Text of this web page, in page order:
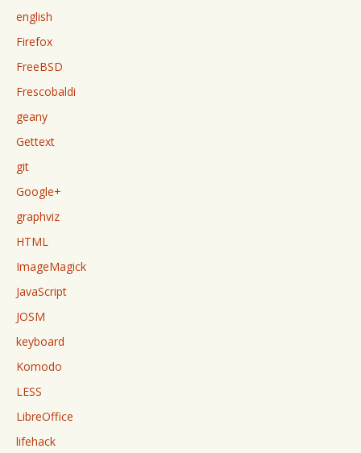
english
Firefox
FreeBSD
Frescobaldi
geany
Gettext
git
Google+
graphviz
HTML
ImageMagick
JavaScript
JOSM
keyboard
Komodo
LESS
LibreOffice
lifehack